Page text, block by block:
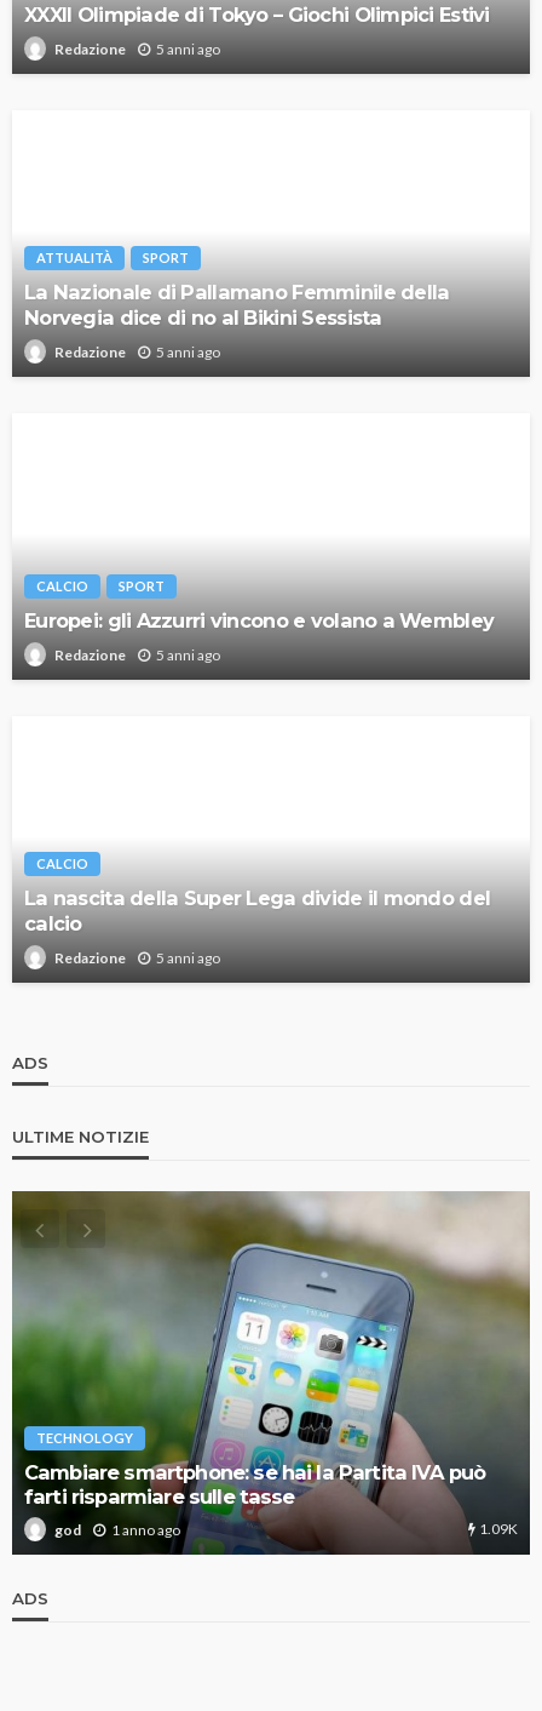
XXXII Olimpiade di Tokyo – Giochi Olimpici Estivi
Redazione 5 anni ago
ATTUALITÀ SPORT
La Nazionale di Pallamano Femminile della
Norvegia dice di no al Bikini Sessista
Redazione 5 anni ago
CALCIO SPORT
Europei: gli Azzurri vincono e volano a Wembley
Redazione 5 anni ago
CALCIO
La nascita della Super Lega divide il mondo del
calcio
Redazione 5 anni ago
ADS
ULTIME NOTIZIE
TECHNOLOGY
Cambiare smartphone: se hai la Partita IVA può
farti risparmiare sulle tasse
god 1 anno ago 1.09K
ADS